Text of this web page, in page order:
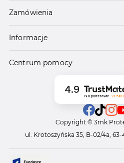
Zamówienia
Informacje
Centrum pomocy
4.9
Na podstawie 21 580
Copyright © 3mk
ul. Krotoszyńska 35, B-02/4a,